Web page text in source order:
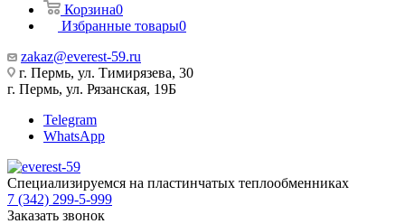
Корзина0
Избранные товары0
zakaz@everest-59.ru
г. Пермь, ул. Тимирязева, 30
г. Пермь, ул. Рязанская, 19Б
Telegram
WhatsApp
Специализируемся на пластинчатых теплообменниках
7 (342) 299-5-999
Заказать звонок